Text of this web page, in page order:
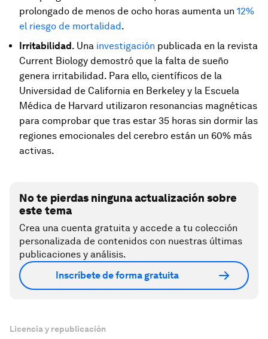
prolongado de menos de ocho horas aumenta un 12%
el riesgo de mortalidad.
Irritabilidad. Una investigación publicada en la revista
Current Biology demostró que la falta de sueño
genera irritabilidad. Para ello, científicos de la
Universidad de California en Berkeley y la Escuela
Médica de Harvard utilizaron resonancias magnéticas
para comprobar que tras estar 35 horas sin dormir las
regiones emocionales del cerebro están un 60% más
activas.
No te pierdas ninguna actualización sobre
este tema
Crea una cuenta gratuita y accede a tu colección
personalizada de contenidos con nuestras últimas
publicaciones y análisis.
Inscríbete de forma gratuita
Licencia y republicación